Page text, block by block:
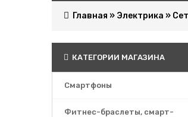
Главная » Электрика »
КАТЕГОРИИ МАГАЗИНА
Смартфоны
Фитнес-браслеты, смарт-